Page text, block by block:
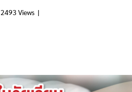
2493 Views |